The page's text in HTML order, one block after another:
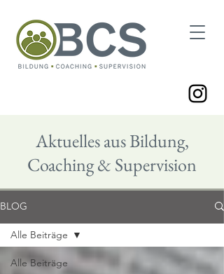
BLOG
Alle Beiträge
Alle Beiträge
Aktuelles aus Bildung,
Coaching & Supervision